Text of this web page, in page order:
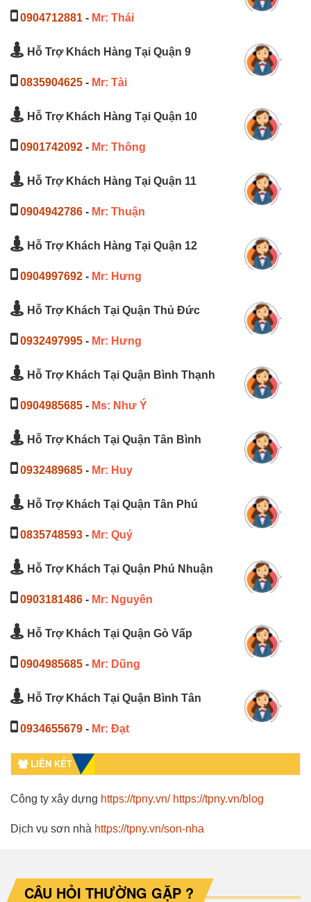
0904712881 - Mr: Thái
Hỗ Trợ Khách Hàng Tại Quận 9
0835904625 - Mr: Tài
Hỗ Trợ Khách Hàng Tại Quận 10
0901742092 - Mr: Thông
Hỗ Trợ Khách Hàng Tại Quận 11
0904942786 - Mr: Thuận
Hỗ Trợ Khách Hàng Tại Quận 12
0904997692 - Mr: Hưng
Hỗ Trợ Khách Tại Quận Thủ Đức
0932497995 - Mr: Hưng
Hỗ Trợ Khách Tại Quận Bình Thạnh
0904985685 - Ms: Như Ý
Hỗ Trợ Khách Tại Quận Tân Bình
0932489685 - Mr: Huy
Hỗ Trợ Khách Tại Quận Tân Phú
0835748593 - Mr: Quý
Hỗ Trợ Khách Tại Quận Phú Nhuận
0903181486 - Mr: Nguyên
Hỗ Trợ Khách Tại Quận Gò Vấp
0904985685 - Mr: Dũng
Hỗ Trợ Khách Tại Quận Bình Tân
0934655679 - Mr: Đạt
LIÊN KẾT
Công ty xây dựng https://tpny.vn/ https://tpny.vn/blog
Dịch vụ sơn nhà https://tpny.vn/son-nha
CÂU HỎI THƯỜNG GẶP ?